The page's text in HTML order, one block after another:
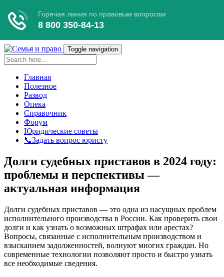
Toggle navigation
Главная
Полезное
Развод
Опека
Справочник
Форум
Юридические советы
📞Задать вопрос юристу
Долги судебных приставов в 2024 году:
проблемы и перспективы —
актуальная информация
Долги судебных приставов — это одна из насущных проблем
исполнительного производства в России. Как проверить свои
долги и как узнать о возможных штрафах или арестах?
Вопросы, связанные с исполнительным производством и
взысканием задолженностей, волнуют многих граждан. Но
современные технологии позволяют просто и быстро узнать
все необходимые сведения.